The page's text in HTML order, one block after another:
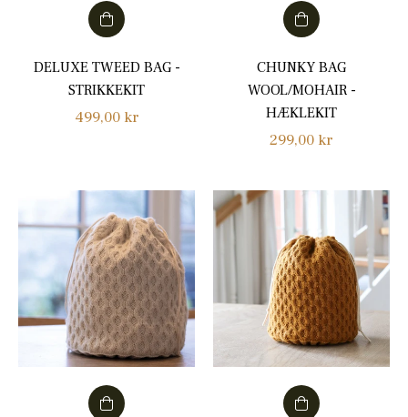
DELUXE TWEED BAG -
STRIKKEKIT
Normalpris
499,00 kr
CHUNKY BAG
WOOL/MOHAIR -
HÆKLEKIT
Normalpris
299,00 kr